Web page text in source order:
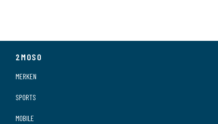
2MOSO
MERKEN
SPORTS
MOBILE